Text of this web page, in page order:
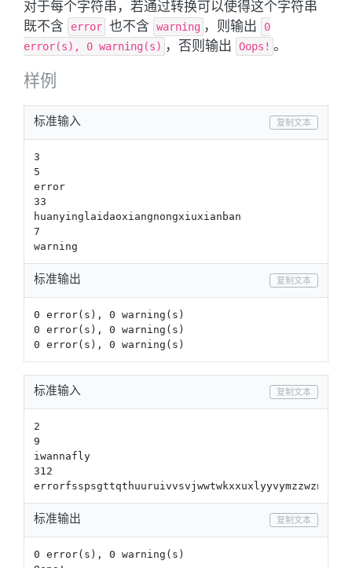
对于每个字符串，若通过转换可以使得这个字符串
既不含
error 也不含 warning ，则输出
0
error(s), 0 warning(s) ，否则输出 Oops! 。
样例
标准输入 复制文本
3
5
error
33
huanyinglaidaoxiangnongxiuxianban
7
warning
标准输出 复制文本
0 error(s), 0 warning(s)
0 error(s), 0 warning(s)
0 error(s), 0 warning(s)
标准输入 复制文本
2
9
iwannafly
312
标准输出 复制文本
0 error(s), 0 warning(s)